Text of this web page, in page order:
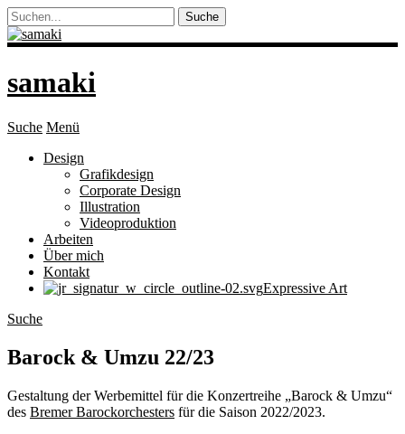
samaki
Suche Menü
Design
Grafikdesign
Corporate Design
Illustration
Videoproduktion
Arbeiten
Über mich
Kontakt
Expressive Art
Suche
Barock & Umzu 22/23
Gestaltung der Werbemittel für die Konzertreihe „Barock & Umzu“
des Bremer Barockorchesters für die Saison 2022/2023.